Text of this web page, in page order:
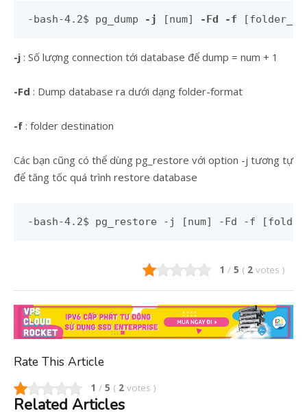
-bash-4.2$ pg_dump -j [num] -Fd -f
-j : Số lượng connection tới database để dump = num + 1
-Fd : Dump database ra dưới dạng folder-format
-f : folder destination
Các bạn cũng có thể dùng pg_restore với option -j tương tự
để tăng tốc quá trình restore database
-bash-4.2$ pg_restore -j [num] -Fd -f
1 / 5 ( 2 votes )
Rate This Article
1 / 5 ( 2 votes )
Related Articles